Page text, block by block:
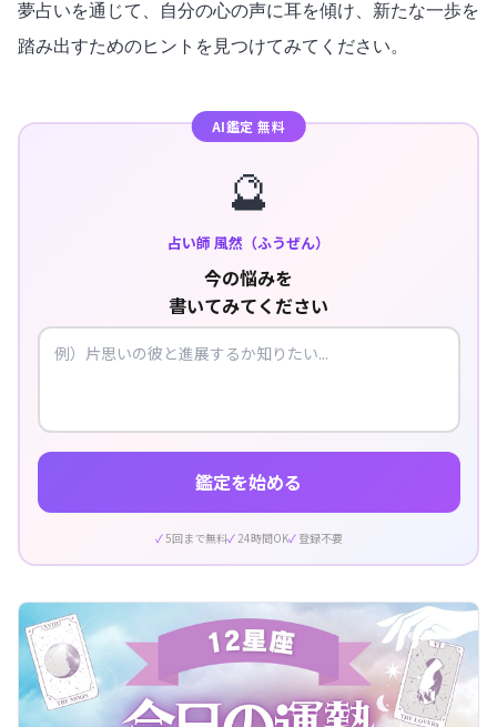
夢占いを通じて、自分の心の声に耳を傾け、新たな一歩を
踏み出すためのヒントを見つけてみてください。
AI鑑定 無料
🔮
占い師 風然（ふうぜん）
今の悩みを
書いてみてください
鑑定を始める
5回まで無料 24時間OK 登録不要